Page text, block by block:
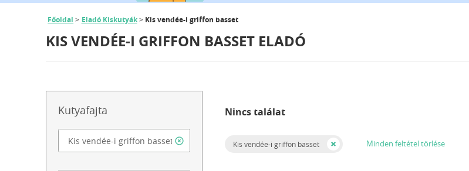
Főoldal Eladó Kiskutyák Kis vendée-i griffon basset
KIS VENDÉE-I GRIFFON BASSET ELADÓ
Kutyafajta Nincs találat
Kis vendée-i griffon basset Minden feltétel törlése